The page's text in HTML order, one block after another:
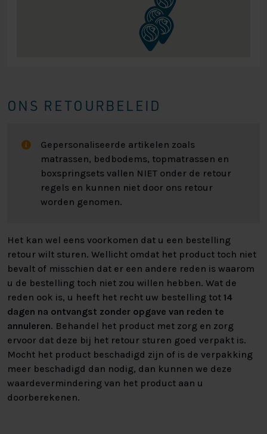
ONS RETOURBELEID
Gepersonaliseerde artikelen zoals
matrassen, bedbodems, topmatrassen en
boxspringsets vallen NIET onder de retour
regels en kunnen niet door ons retour
worden genomen.
Het kan wel eens voorkomen dat u een bestelling
retour wilt sturen. Wellicht omdat het product toch niet
bevalt of misschien dat er een andere reden is waarom
u de bestelling toch niet zou willen hebben. Wat de
reden ook is, u heeft het recht uw bestelling tot 14
dagen na ontvangst zonder opgave van reden te
annuleren. Behandel het product met zorg en zorg
ervoor dat deze bij het retour sturen goed verpakt is.
Mocht het product beschadigd zijn of is de verpakking
meer beschadigd dan nodig, dan kunnen we deze
waardevermindering van het product aan u
doorberekenen.